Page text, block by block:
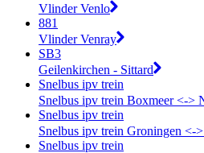
Vlinder Venlo
881
Vlinder Venray
SB3
Geilenkirchen - Sittard
Snelbus ipv trein
Snelbus ipv trein Boxmeer <->
Snelbus ipv trein
Snelbus ipv trein Groningen <-
Snelbus ipv trein